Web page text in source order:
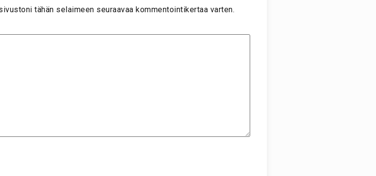
tähän selaimeen seuraavaa kommentointikertaa varten.